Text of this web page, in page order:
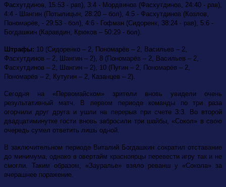
Фасхутдинов, 15:53 - рав), 3:4 - Мордвинов (Фасхутдинов, 24:40 - рав),
4:4 - Шангин (Потылицын, 28:20 – бол), 4:5 - Фасхутдинов (Козлов,
Пономарёв, - 29:53 - бол), 4:6 - Гофман (Сидоренк, 38:24 - рав), 5:6 -
Богдашкин (Каравдин, Крюков – 50:29 - бол).
Штрафы: 10 (Сидоренко – 2, Пономарёв – 2, Васильев – 2,
Фасхутдинов – 2, Шангин – 2), 8 (Пономарёв – 2, Васильев – 2,
Фасхутдинов – 2, Шангин – 2), 10 (Пугин – 2, Пономарёв – 2,
Пономарёв – 2, Кутугин – 2, Казанцев – 2).
Сегодня на «Первомайском» зрители вновь увидели очень
результативный матч. В первом периоде команды по три раза
огорчили друг друга и ушли на перерыв при счете 3:3. Во второй
двадцатиминутке гости вновь забросили три шайбы, «Сокол» в свою
очередь сумел ответить лишь одной.
В заключительном периоде Виталий Богдашкин сократил отставание
до минимума, однако в овертайм красноярцы перевести игру так и не
смогли. Таким образом, «Зауралье» взяло реванш у «Сокола» за
вчерашнее поражение.